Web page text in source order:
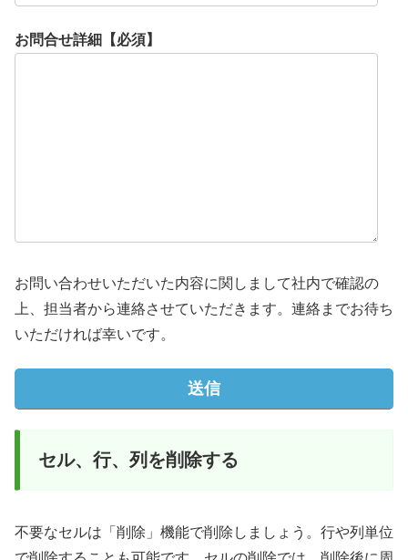
お問合せ詳細【必須】
お問い合わせいただいた内容に関しまして社内で確認の
上、担当者から連絡させていただきます。連絡までお待ち
いただければ幸いです。
セル、行、列を削除する
不要なセルは「削除」機能で削除しましょう。行や列単位